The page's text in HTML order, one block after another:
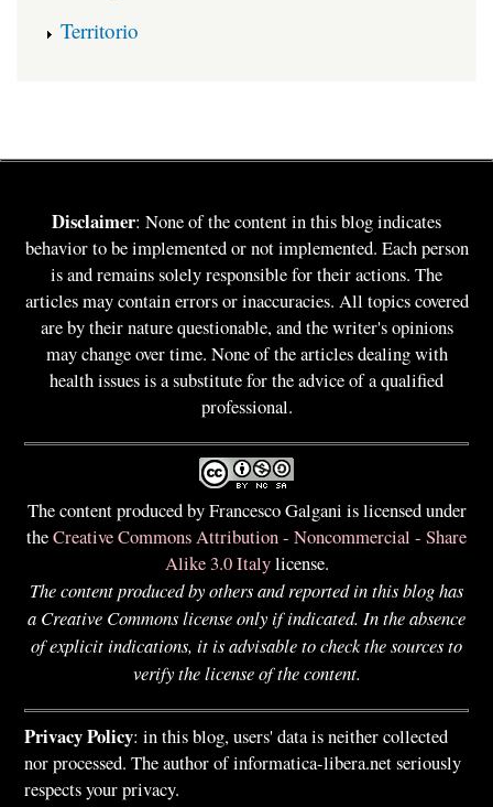
Territorio
Disclaimer: None of the content in this blog indicates
behavior to be implemented or not implemented. Each person
is and remains solely responsible for their actions. The
articles may contain errors or inaccuracies. All topics covered
are by their nature questionable, and the writer's opinions
may change over time. None of the articles dealing with
health issues is a substitute for the advice of a qualified
professional.
The content produced by Francesco Galgani is licensed under
theCreative Commons Attribution - Noncommercial - Share
Alike 3.0 Italylicense.
The content produced by others and reported in this blog has
a Creative Commons license only if indicated. In the absence
of explicit indications, it is advisable to check the sources to
verify the license of the content.
Privacy Policy: in this blog, users' data is neither collected
nor processed. The author of informatica-libera.net seriously
respects your privacy.